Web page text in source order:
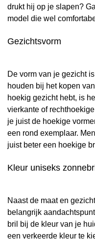
drukt hij op je slapen?
model die wel
Gezichtsvorm
De vorm van je gezicht
houden bij het kopen
hoekig gezicht hebt, is
vierkante of
je juist de hoekige
een rond exemplaar.
juist beter een hoekige
Kleur uniseks
Naast de maat en
belangrijk
bril bij de kleur van je
een verkeerde kleur te